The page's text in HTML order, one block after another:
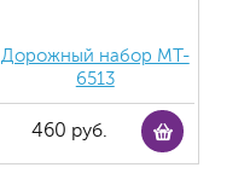
Дорожный набор MT-
6513
460 руб.